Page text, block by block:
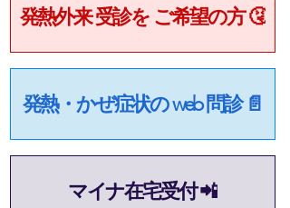
発熱外来 受診を ご希望の方 🤧
発熱・かぜ症状の web 問診 📄
マイナ在宅受付 📲